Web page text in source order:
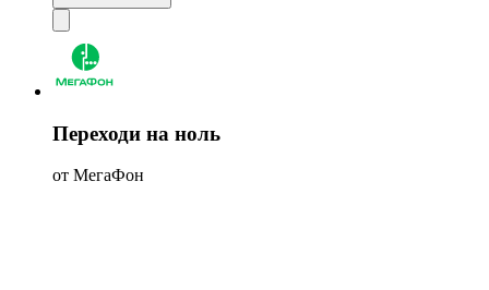
Переходи на ноль
от МегаФон